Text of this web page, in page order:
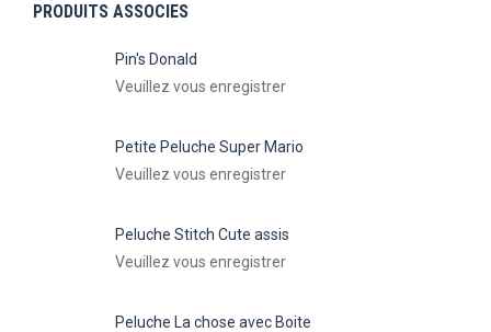
PRODUITS ASSOCIES
Pin's Donald
Veuillez vous enregistrer
Petite Peluche Super Mario
Veuillez vous enregistrer
Peluche Stitch Cute assis
Veuillez vous enregistrer
Peluche La chose avec Boite